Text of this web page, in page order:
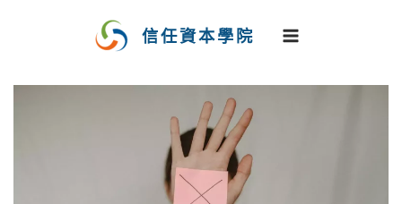
信任資本學院